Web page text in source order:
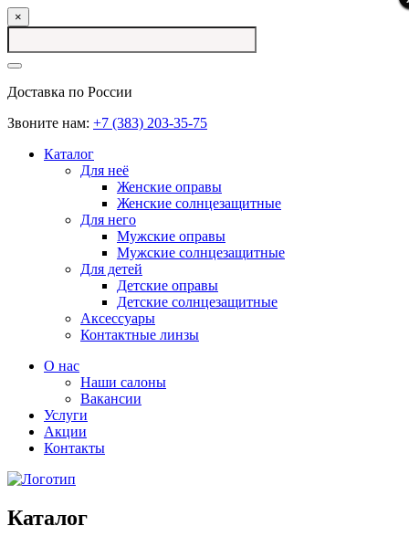
×
Доставка по России
Звоните нам: +7 (383) 203-35-75
Каталог
Для неё
Женские оправы
Женские солнцезащитные
Для него
Мужские оправы
Мужские солнцезащитные
Для детей
Детские оправы
Детские солнцезащитные
Аксессуары
Контактные линзы
О нас
Наши салоны
Вакансии
Услуги
Акции
Контакты
Каталог